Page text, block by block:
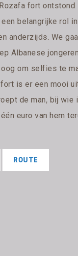
fort ontstond
belangrijke rol
anderzijds. We
Albanese
om selfies te
is er een mooi
de man, bij wie
euro van hem
ROUTE